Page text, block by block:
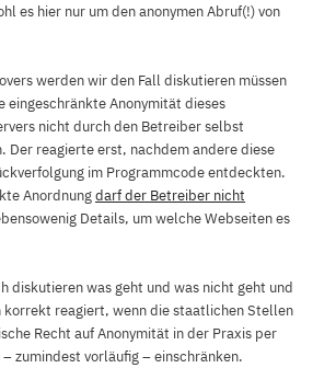
es hier nur um den anonymen Abruf(!) von
werden wir den Fall diskutieren müssen
eingeschränkte Anonymität dieses
nicht durch den Betreiber selbst
Der reagierte erst, nachdem andere diese
im Programmcode entdeckten.
Anordnungdarf der Betreiber nicht
Details, um welche Webseiten es
diskutieren was geht und was nicht geht und
korrekt reagiert, wenn die staatlichen Stellen
Recht auf Anonymität in der Praxis per
zumindest vorläufig – einschränken.